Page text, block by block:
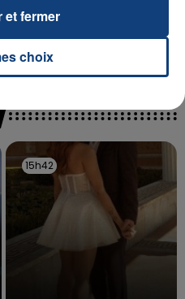
SE FAIRE
RESSORT DE LA...
la clinique qui a
et présenté ses
15h42
15h42
choix
et fermer